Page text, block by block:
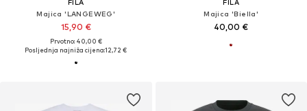
FILA
Majica 'LANGEWEG'
15,90 €
Prvotno: 40,00 €
Posljednja najniža cijena:12,72 €
FILA
Majica 'Biella'
40,00 €